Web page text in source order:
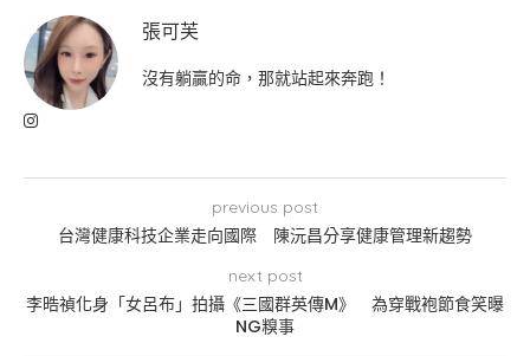
張可芙
沒有躺贏的命，那就站起來奔跑！
previous post
台灣健康科技企業走向國際 陳沅昌分享健康管理新趨勢
next post
李晧禎化身「女呂布」拍攝《三國群英傳M》 為穿戰袍節食笑曝
NG糗事